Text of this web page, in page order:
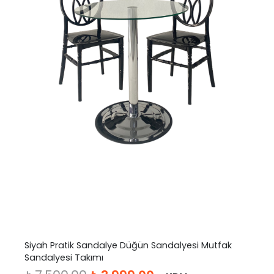
Siyah Pratik Sandalye Düğün Sandalyesi Mutfak
Sandalyesi Takımı